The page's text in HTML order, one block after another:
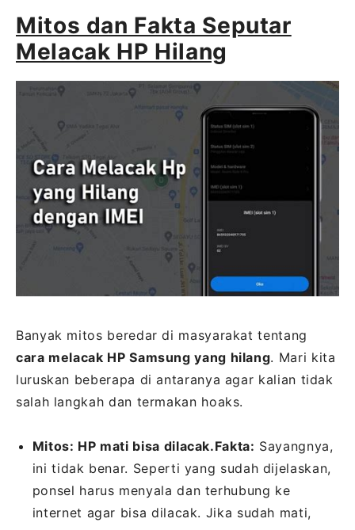
Mitos dan Fakta Seputar
Melacak HP Hilang
Banyak mitos beredar di masyarakat tentang
cara melacak HP Samsung yang hilang. Mari kita
luruskan beberapa di antaranya agar kalian tidak
salah langkah dan termakan hoaks.
Mitos: HP mati bisa dilacak.Fakta: Sayangnya,
ini tidak benar. Seperti yang sudah dijelaskan,
ponsel harus menyala dan terhubung ke
internet agar bisa dilacak. Jika sudah mati,